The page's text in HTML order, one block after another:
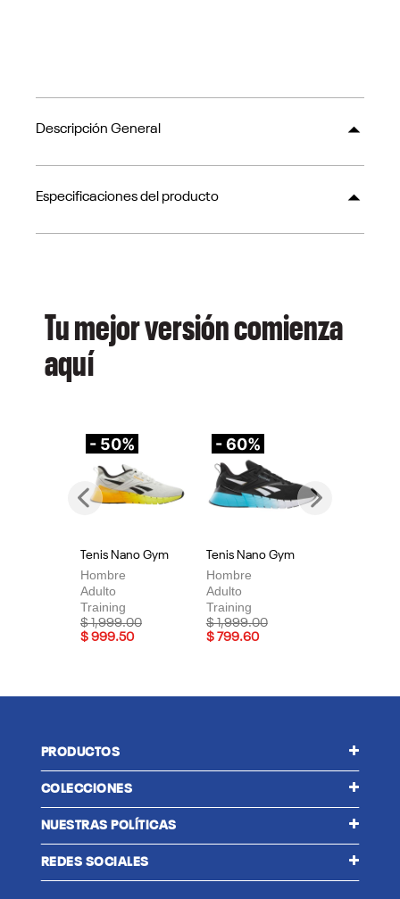
Descripción General
Especificaciones del producto
Tu mejor versión comienza
aquí
- 50%
Tenis Nano Gym
Hombre
Adulto
Training
Price reduced from
$ 1,999.00to
$ 999.50
- 60%
Tenis Nano Gym
Hombre
Adulto
Training
Price reduced from
$ 1,999.00to
$ 799.60
Previous
PRODUCTOS
COLECCIONES
NUESTRAS POLÍTICAS
REDES SOCIALES